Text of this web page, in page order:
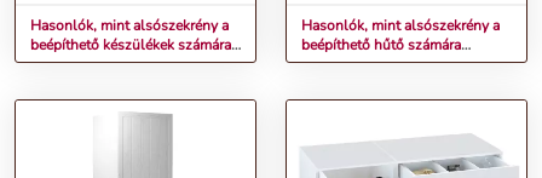
Hasonlók, mint alsószekrény a
beépíthető készülékek számára
D60ZK, fehér, PROVANCE
Hasonlók, mint alsószekrény a
beépíthető hűtő számára
D60ZL, jobbos, fehér/sosna